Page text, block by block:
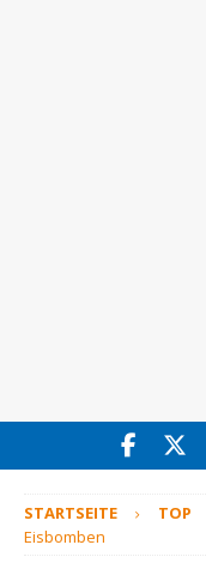
STARTSEITE TOP
Eisbomben